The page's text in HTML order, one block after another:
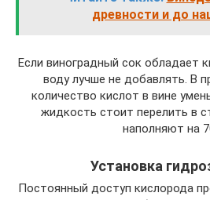
древности и до
Если виноградный сок обладает
воду лучше не добавлять. В
количество кислот в вине
жидкость стоит перелить в
наполняют на
Установка
Постоянный доступ кислорода